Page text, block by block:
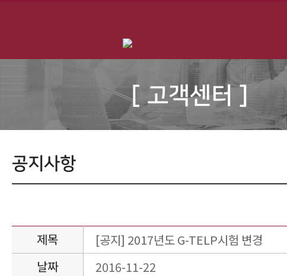
[ 고객센터 ]
공지사항
제목
[공지] 2017년도 G-TELP시험 변경
날짜
2016-11-22